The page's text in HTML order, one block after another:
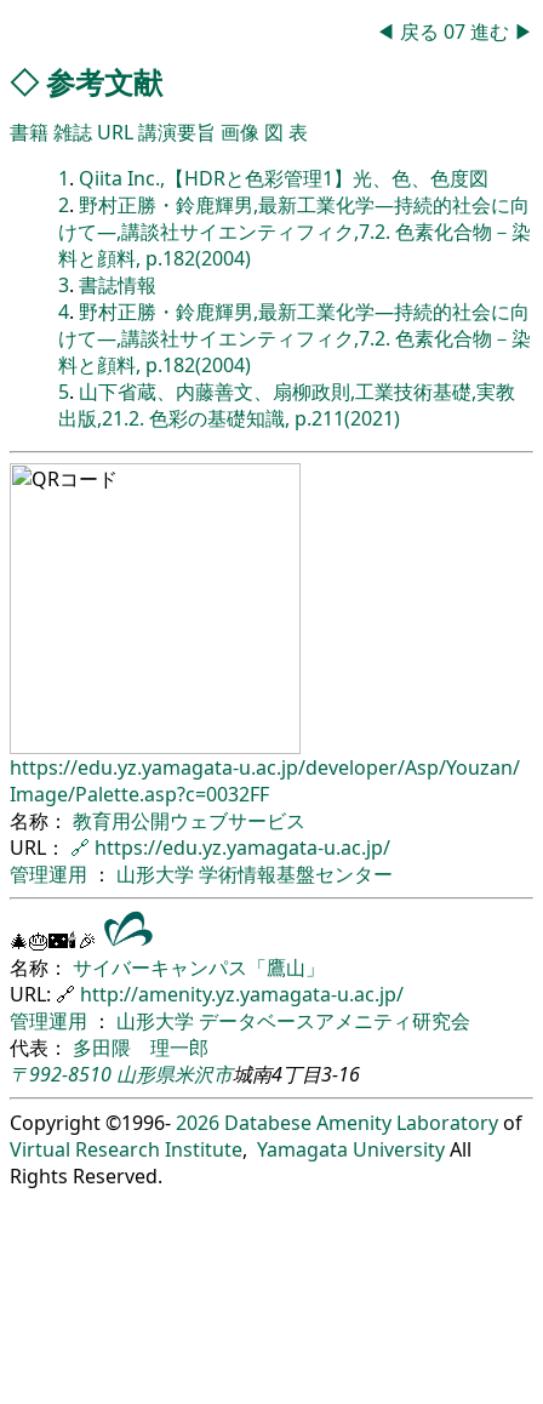
◀ 戻る 07進む ▶
◇参考文献
書籍雑誌 URL講演要旨 画像 図 表
1. Qiita Inc.,【HDRと色彩管理1】光、色、色度図
2. 野村正勝・鈴鹿輝男,最新工業化学―持続的社会に向
けて―,講談社サイエンティフィク,7.2. 色素化合物－染
料と顔料, p.182(2004)
3. 書誌情報
4. 野村正勝・鈴鹿輝男,最新工業化学―持続的社会に向
けて―,講談社サイエンティフィク,7.2. 色素化合物－染
料と顔料, p.182(2004)
5. 山下省蔵、内藤善文、扇柳政則,工業技術基礎,実教
出版,21.2. 色彩の基礎知識, p.211(2021)
https://edu.yz.yamagata-u.ac.jp/developer/Asp/Youzan/
Image/Palette.asp?c=0032FF
名称： 教育用公開ウェブサービス
URL： 🔗 https://edu.yz.yamagata-u.ac.jp/
管理運用 ： 山形大学 学術情報基盤センター
🎄🎂🌃🕯🎉
名称： サイバーキャンパス「鷹山」
URL: 🔗 http://amenity.yz.yamagata-u.ac.jp/
管理運用 ： 山形大学 データベースアメニティ研究会
代表： 多田隈 理一郎
〒992-8510 山形県米沢市城南4丁目3-16
Copyright ©1996-2026 Databese Amenity Laboratoryof
Virtual Research Institute, Yamagata UniversityAll
Rights Reserved.